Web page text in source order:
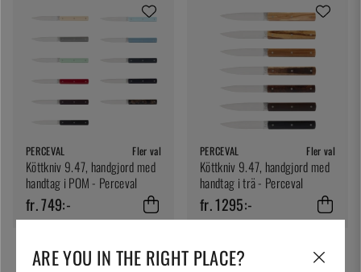
PERCEVAL Fler val
Köttkniv 9.47, handgjord med
handtag i POM - Perceval
fr. 749:-
PERCEVAL Fler val
Köttkniv 9.47, handgjord med
handtag i trä - Perceval
fr. 1295:-
ARE YOU IN THE RIGHT PLACE?